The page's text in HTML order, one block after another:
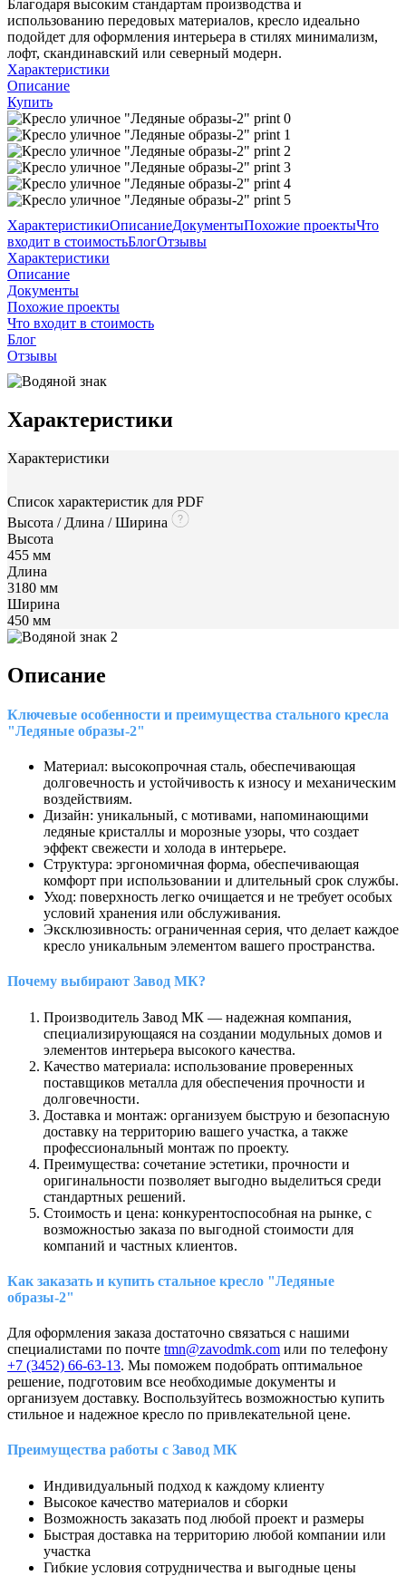
Благодаря высоким стандартам производства и
использованию передовых материалов, кресло идеально
подойдет для оформления интерьера в стилях минимализм,
лофт, скандинавский или северный модерн.
Характеристики
Описание
Купить
ХарактеристикиОписаниеДокументыПохожие проектыЧто
входит в стоимостьБлогОтзывы
Характеристики
Описание
Документы
Похожие проекты
Что входит в стоимость
Блог
Отзывы
Характеристики
Характеристики
Список характеристик для PDF
Высота / Длина / Ширина
Высота
455 мм
Длина
3180 мм
Ширина
450 мм
Описание
Ключевые особенности и преимущества стального кресла
"Ледяные образы-2"
Материал: высокопрочная сталь, обеспечивающая
долговечность и устойчивость к износу и механическим
воздействиям.
Дизайн: уникальный, с мотивами, напоминающими
ледяные кристаллы и морозные узоры, что создает
эффект свежести и холода в интерьере.
Структура: эргономичная форма, обеспечивающая
комфорт при использовании и длительный срок службы.
Уход: поверхность легко очищается и не требует особых
условий хранения или обслуживания.
Эксклюзивность: ограниченная серия, что делает каждое
кресло уникальным элементом вашего пространства.
Почему выбирают Завод МК?
Производитель Завод МК — надежная компания,
специализирующаяся на создании модульных домов и
элементов интерьера высокого качества.
Качество материала: использование проверенных
поставщиков металла для обеспечения прочности и
долговечности.
Доставка и монтаж: организуем быструю и безопасную
доставку на территорию вашего участка, а также
профессиональный монтаж по проекту.
Преимущества: сочетание эстетики, прочности и
оригинальности позволяет выгодно выделиться среди
стандартных решений.
Стоимость и цена: конкурентоспособная на рынке, с
возможностью заказа по выгодной стоимости для
компаний и частных клиентов.
Как заказать и купить стальное кресло "Ледяные
образы-2"
Для оформления заказа достаточно связаться с нашими
специалистами по почте tmn@zavodmk.com или по телефону
+7 (3452) 66-63-13. Мы поможем подобрать оптимальное
решение, подготовим все необходимые документы и
организуем доставку. Воспользуйтесь возможностью купить
стильное и надежное кресло по привлекательной цене.
Преимущества работы с Завод МК
Индивидуальный подход к каждому клиенту
Высокое качество материалов и сборки
Возможность заказать под любой проект и размеры
Быстрая доставка на территорию любой компании или
участка
Гибкие условия сотрудничества и выгодные цены